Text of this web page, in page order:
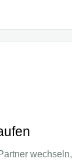
wechseln,